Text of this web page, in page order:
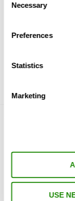
Selection
Necessary
Preferences
Statistics
Marketing
USE
Miksi Swegon?
Tuotteet